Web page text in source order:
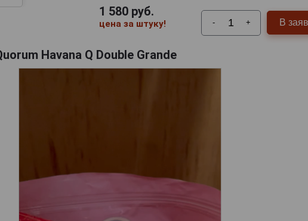
1 580руб.
цена за штуку! - + В
Havana Q Double Grande